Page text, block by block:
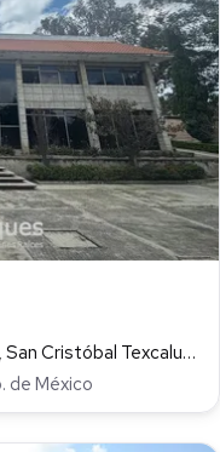
Carretera Naucalpan Huixquilucan s/n, San Cristóbal Texcalucan, Huixquilucan
de México